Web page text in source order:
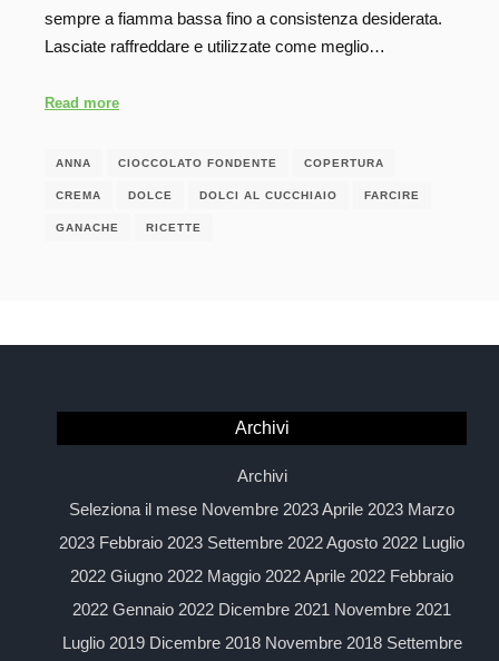
sempre a fiamma bassa fino a consistenza desiderata.
Lasciate raffreddare e utilizzate come meglio…
Read more
ANNA CIOCCOLATO FONDENTE COPERTURA
CREMA DOLCE DOLCI AL CUCCHIAIO FARCIRE
GANACHE RICETTE
Archivi
Archivi
Seleziona il mese Novembre 2023 Aprile 2023 Marzo
2023 Febbraio 2023 Settembre 2022 Agosto 2022 Luglio
2022 Giugno 2022 Maggio 2022 Aprile 2022 Febbraio
2022 Gennaio 2022 Dicembre 2021 Novembre 2021
Luglio 2019 Dicembre 2018 Novembre 2018 Settembre